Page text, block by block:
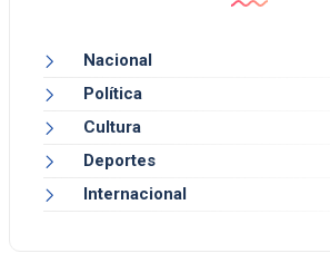
Nacional
Política
Cultura
Deportes
Internacional